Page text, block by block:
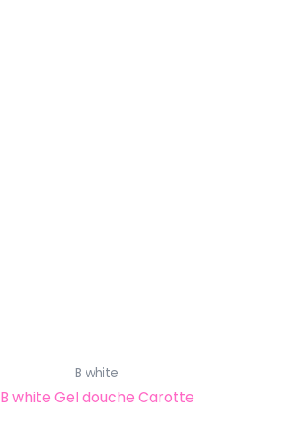
B white
B white Gel douche Carotte